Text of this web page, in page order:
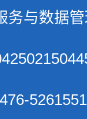
服务与数